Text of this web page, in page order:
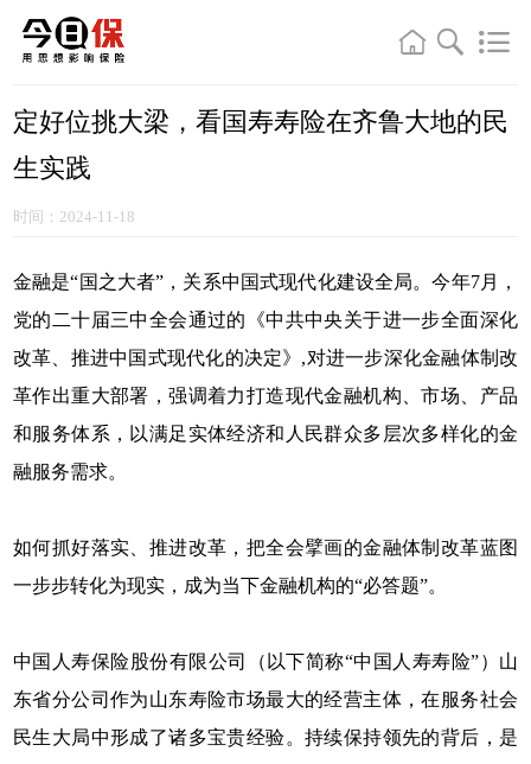
定好位挑大梁，看国寿寿险在齐鲁大地的民
生实践
时间：2024-11-18
金融是“国之大者”，关系中国式现代化建设全局。今年7月，
党的二十届三中全会通过的《中共中央关于进一步全面深化
改革、推进中国式现代化的决定》,对进一步深化金融体制改
革作出重大部署，强调着力打造现代金融机构、市场、产品
和服务体系，以满足实体经济和人民群众多层次多样化的金
融服务需求。
如何抓好落实、推进改革，把全会擘画的金融体制改革蓝图
一步步转化为现实，成为当下金融机构的“必答题”。
中国人寿保险股份有限公司（以下简称“中国人寿寿险”）山
东省分公司作为山东寿险市场最大的经营主体，在服务社会
民生大局中形成了诸多宝贵经验。持续保持领先的背后，是